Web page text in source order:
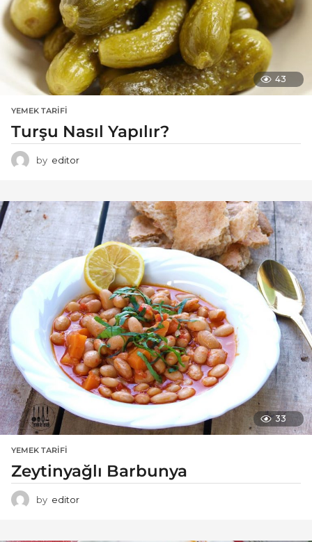
43
YEMEK TARIFI
Turşu Nasıl Yapılır?
by editor
33
YEMEK TARIFI
Zeytinyağlı Barbunya
by editor